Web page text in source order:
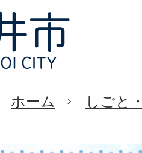
ホーム しごと